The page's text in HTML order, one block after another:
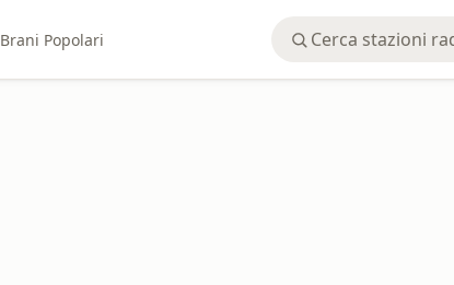
Brani Popolari